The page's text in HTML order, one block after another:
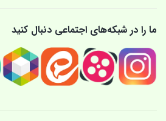
ما را در شبکه‌های اجتماعی دنبال کنید